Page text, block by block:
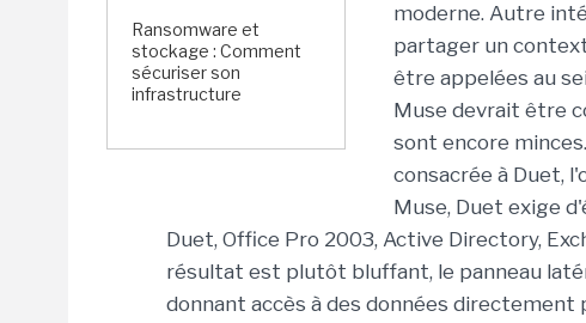
Ransomware et
stockage : Comment
sécuriser son
infrastructure
moderne. Autre
partager un
être appelées au
Muse devrait être
sont encore
consacrée à Duet,
Muse, Duet exige
Duet, Office Pro 2003, Active Directory,
résultat est plutôt bluffant, le panneau
donnant accès à des données directement